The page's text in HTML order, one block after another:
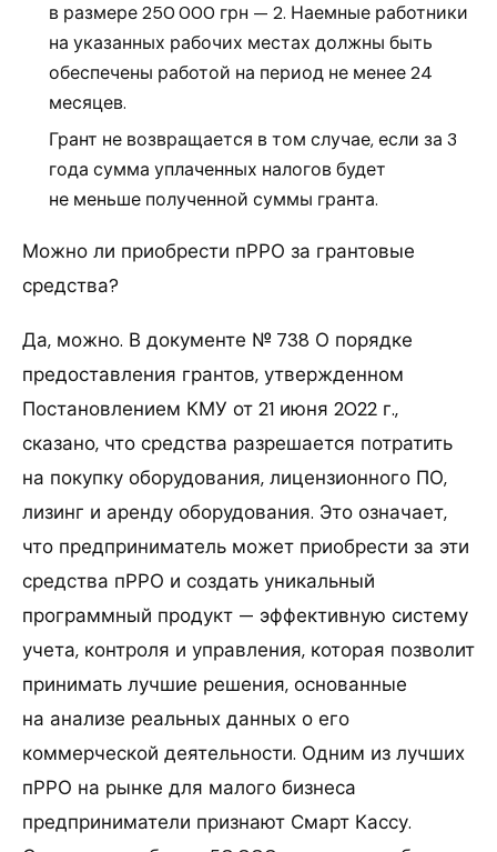
в размере 250 000 грн — 2. Наемные работники
на указанных рабочих местах должны быть
обеспечены работой на период не менее 24
месяцев.
Грант не возвращается в том случае, если за 3
года сумма уплаченных налогов будет
не меньше полученной суммы гранта.
Можно ли приобрести пРРО за грантовые
средства?
Да, можно. В документе № 738 О порядке
предоставления грантов, утвержденном
Постановлением КМУ от 21 июня 2022 г.,
сказано, что средства разрешается потратить
на покупку оборудования, лицензионного ПО,
лизинг и аренду оборудования. Это означает,
что предприниматель может приобрести за эти
средства пРРО и создать уникальный
программный продукт — эффективную систему
учета, контроля и управления, которая позволит
принимать лучшие решения, основанные
на анализе реальных данных о его
коммерческой деятельности. Одним из лучших
пРРО на рынке для малого бизнеса
предприниматели признают Смарт Кассу.